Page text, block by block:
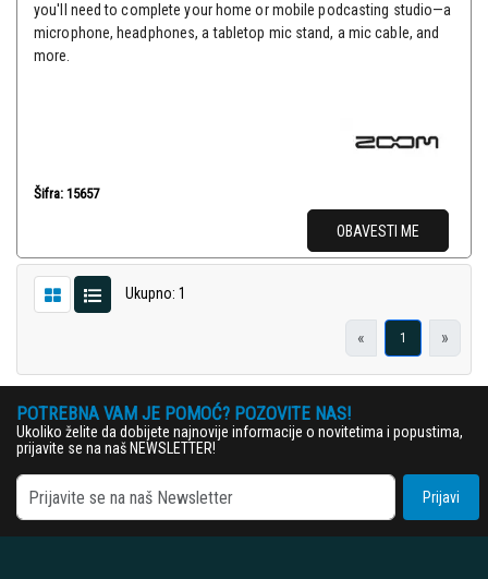
you'll need to complete your home or mobile podcasting studio—a
microphone, headphones, a tabletop mic stand, a mic cable, and
more.
Šifra: 15657
OBAVESTI ME
Ukupno: 1
« 1 »
POTREBNA VAM JE POMOĆ? POZOVITE NAS!
Ukoliko želite da dobijete najnovije informacije o novitetima i popustima,
prijavite se na naš NEWSLETTER!
Prijavi